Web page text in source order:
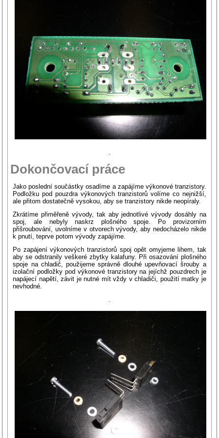
Dokončovací práce
Jako poslední součástky osadíme a zapájíme výkonové tranzistory.
Podložku pod pouzdra výkonových tranzistorů volíme co nejnižší,
ale přitom dostatečně vysokou, aby se tranzistory nikde neopíraly.
Zkrátíme přiměřeně vývody, tak aby jednotlivé vývody dosáhly na
spoj, ale nebyly naskrz plošného spoje. Po provizorním
přišroubování, uvolníme v otvorech vývody, aby nedocházelo nikde
k pnutí, teprve potom vývody zapájíme.
Po zapájení výkonových tranzistorů spoj opět omyjeme lihem, tak
aby se odstranily veškeré zbytky kalafuny. Při osazování plošného
spoje na chladič, použijeme správně dlouhé upevňovací šrouby a
izolační podložky pod výkonové tranzistory na jejíchž pouzdrech je
napájecí napětí, závit je nutné mít vždy v chladiči, použití matky je
nevhodné.